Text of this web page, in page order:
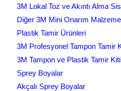
3M Lokal Toz ve Akıntı Alma
Diğer 3M Mini Onarım
Plastik Tamir Ürünleri
3M Profesyonel Tampon Tamir
3M Tampon ve Plastik Tamir Kiti
Sprey Boyalar
Akçalı Sprey Boyalar